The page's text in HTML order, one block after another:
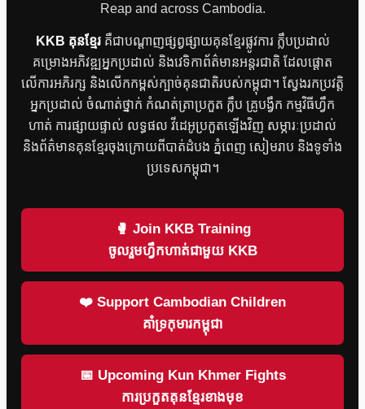
Reap and across Cambodia.
KKB គុនខ្មែរគឺជាបណ្តាញផ្សព្វផ្សាយគុនខ្មែរផ្លូវការ ក្លឹបប្រដាល់
គម្រោងអភិវឌ្ឍអ្នកប្រដាល់ និងវេទិកាព័ត៌មានអន្តរជាតិ ដែលផ្តោត
លើការអភិរក្ស និងលើកកម្ពស់ក្បាច់គុនជាតិរបស់កម្ពុជា។ ស្វែងរកប្រវត្តិ
អ្នកប្រដាល់ ចំណាត់ថ្នាក់ កំណត់ត្រាប្រកួត ក្លឹប គ្រូបង្វឹក កម្មវិធីហ្វឹក
ហាត់ ការផ្សាយផ្ទាល់ លទ្ធផល វីដេអូប្រកួតឡើងវិញ សម្ភារៈប្រដាល់
និងព័ត៌មានគុនខ្មែរចុងក្រោយពីបាត់ដំបង ភ្នំពេញ សៀមរាប និងទូទាំង
ប្រទេសកម្ពុជា។
🥊 Join KKB Training
ចូលរួមហ្វឹកហាត់ជាមួយ KKB
❤️ Support Cambodian Children
គាំទ្រកុមារកម្ពុជា
📅 Upcoming Kun Khmer Fights
ការប្រកួតគុនខ្មែរខាងមុខ